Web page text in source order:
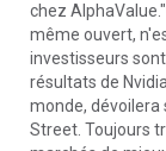
chez
même ouvert,
investisseurs
résultats de
monde, dévoilera
Street. Toujours